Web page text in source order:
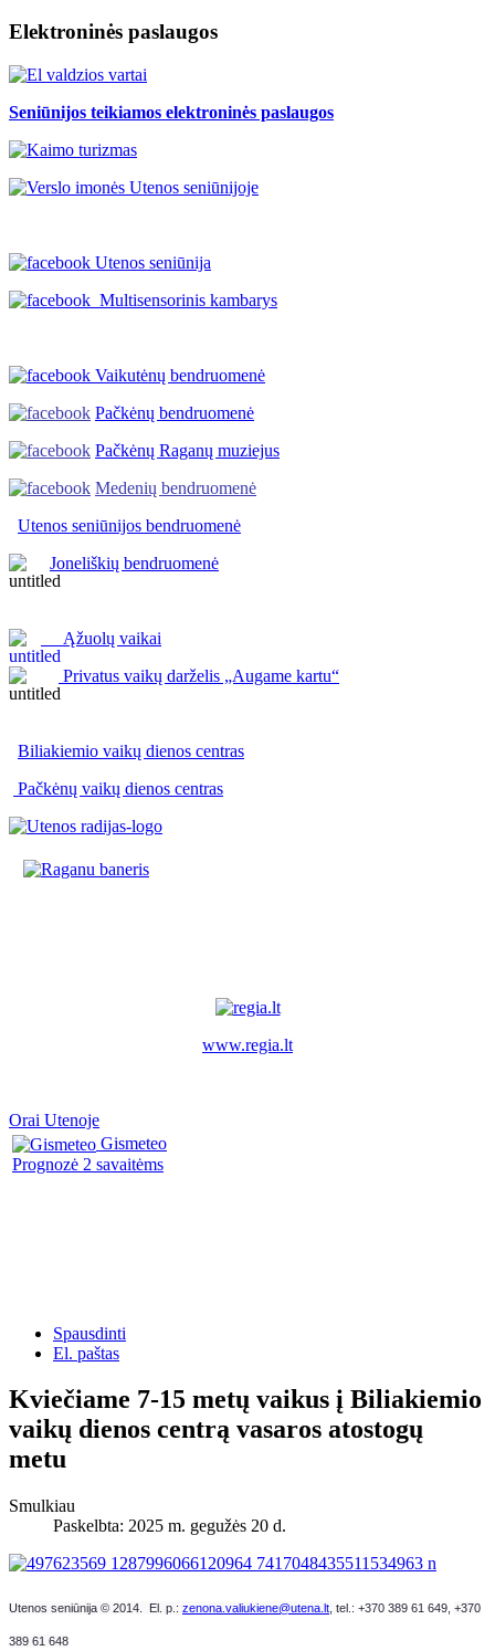
Elektroninės paslaugos
Seniūnijos teikiamos elektroninės paslaugos
Utenos seniūnija
Multisensorinis kambarys
Vaikutėnų bendruomenė
Pačkėnų bendruomenė
Pačkėnų Raganų muziejus
Medenių bendruomenė
Utenos seniūnijos bendruomenė
Joneliškių bendruomenė
Ąžuolų vaikai
Privatus vaikų darželis „Augame kartu“
Biliakiemio vaikų dienos centras
Pačkėnų vaikų dienos centras
www.regia.lt
Orai Utenoje
Gismeteo
Prognozė 2 savaitėms
Spausdinti
El. paštas
Kviečiame 7-15 metų vaikus į Biliakiemio
vaikų dienos centrą vasaros atostogų
metu
Smulkiau
Paskelbta: 2025 m. gegužės 20 d.
Utenos seniūnija © 2014. El. p.: zenona.valiukiene@utena.lt , tel.: +370 389 61 649, +370
389 61 648